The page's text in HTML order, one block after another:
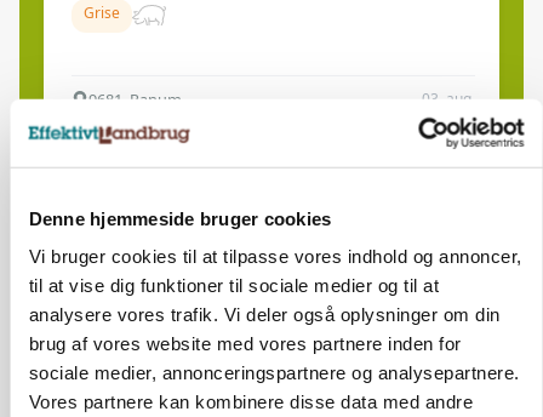
Denne hjemmeside bruger cookies
Vi bruger cookies til at tilpasse vores indhold og annoncer,
til at vise dig funktioner til sociale medier og til at
analysere vores trafik. Vi deler også oplysninger om din
brug af vores website med vores partnere inden for
sociale medier, annonceringspartnere og analysepartnere.
Vores partnere kan kombinere disse data med andre
Grise
9681, Ranum 03. aug.
Kalve
6392, Bolderslev 03. aug.
Leder til klimastald